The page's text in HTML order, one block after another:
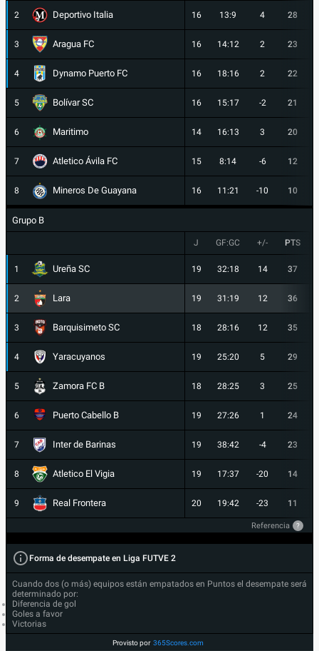
2 Deportivo Italia 16 13:9 4 28
3 Aragua FC 16 14:12 2 23
4 Dynamo Puerto FC 16 18:16 2 22
5 Bolívar SC 16 15:17 -2 21
6 Maritimo 14 16:13 3 20
7 Atletico Ávila FC 15 8:14 -6 12
8 Mineros De Guayana 16 11:21 -10 10
Grupo B
J GF:GC +/- PTS
1 Ureña SC 19 32:18 14 37
2 Lara 19 31:19 12 36
3 Barquisimeto SC 18 28:16 12 35
4 Yaracuyanos 19 25:20 5 29
5 Zamora FC B 18 28:25 3 25
6 Puerto Cabello B 19 27:26 1 24
7 Inter de Barinas 19 38:42 -4 23
8 Atletico El Vigia 19 17:37 -20 14
9 Real Frontera 20 19:42 -23 11
Referencia ?
Forma de desempate en Liga FUTVE 2
Cuando dos (o más) equipos están empatados en Puntos el desempate será
determinado por:
Diferencia de gol
Goles a favor
Victorias
Provisto por 365Scores.com